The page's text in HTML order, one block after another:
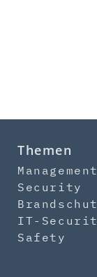
Themen
Management
Security
IT-
Safety